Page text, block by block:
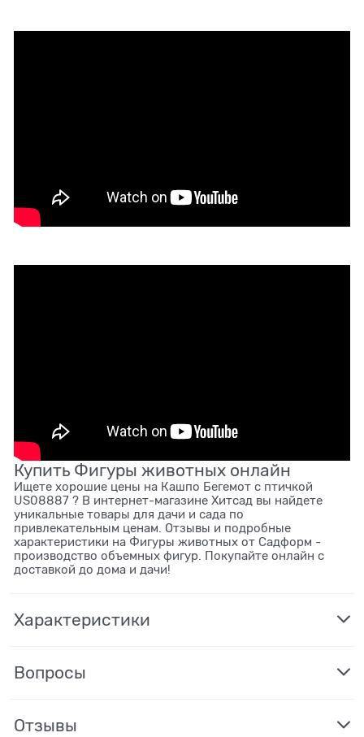
Купить Фигуры животных онлайн
Ищете хорошие цены на Кашпо Бегемот с птичкой
US08887 ? В интернет-магазине Хитсад вы найдете
уникальные товары для дачи и сада по
привлекательным ценам. Отзывы и подробные
характеристики на Фигуры животных от Садформ -
производство объемных фигур. Покупайте онлайн с
доставкой до дома и дачи!
Характеристики
Вопросы
Отзывы